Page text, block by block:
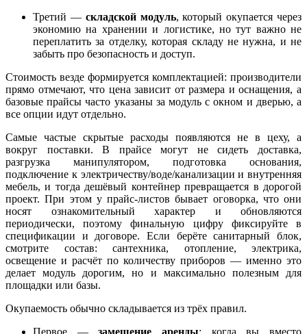
Третий — складской модуль, который окупается через
экономию на хранении и логистике, но тут важно не
переплатить за отделку, которая складу не нужна, и не
забыть про безопасность и доступ.
Стоимость везде формируется комплектацией: производители
прямо отмечают, что цена зависит от размера и оснащения, а
базовые прайсы часто указаны за модуль с окном и дверью, а
все опции идут отдельно.
Самые частые скрытые расходы появляются не в цеху, а
вокруг поставки. В прайсе могут не сидеть доставка,
разгрузка манипулятором, подготовка основания,
подключение к электричеству/воде/канализации и внутренняя
мебель, и тогда дешёвый контейнер превращается в дорогой
проект. При этом у прайс-листов бывает оговорка, что они
носят ознакомительный характер и обновляются
периодически, поэтому финальную цифру фиксируйте в
спецификации и договоре. Если берёте санитарный блок,
смотрите состав: сантехника, отопление, электрика,
освещение и расчёт по количеству приборов — именно это
делает модуль дорогим, но и максимально полезным для
площадки или базы.​
Окупаемость обычно складывается из трёх правил.
Первое —замещение аренды: когда вы вместо